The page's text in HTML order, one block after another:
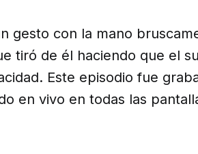
gesto con la mano
tiró de él haciendo que el
Este episodio fue
en vivo en todas las